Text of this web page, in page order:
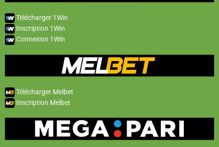
Télécharger 1Win
Inscription 1Win
Connexion 1Win
Télécharger Melbet
Inscription Melbet